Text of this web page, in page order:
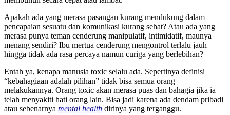
Apakah ada yang merasa pasangan kurang mendukung dalam
pencapaian sesuatu dan komunikasi kurang sehat? Atau ada yang
merasa punya teman cenderung manipulatif, intimidatif, maunya
menang sendiri? Ibu mertua cenderung mengontrol terlalu jauh
hingga tidak ada rasa percaya namun curiga yang berlebihan?
Entah ya, kenapa manusia toxic selalu ada. Sepertinya definisi
“kebahagiaan adalah pilihan” tidak bisa semua orang
melakukannya. Orang toxic akan merasa puas dan bahagia jika ia
telah menyakiti hati orang lain. Bisa jadi karena ada dendam pribadi
atau sebenarnya mental health dirinya yang terganggu.